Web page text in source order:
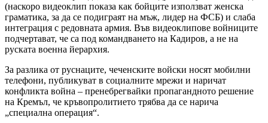
(наскоро видеоклип показа как бойците използват женска
граматика, за да се подиграят на мъж, лидер на ФСБ) и слаба
интеграция с редовната армия. Във видеоклипове войниците
подчертават, че са под командването на Кадиров, а не на
руската военна йерархия.
За разлика от руснаците, чеченските войски носят мобилни
телефони, публикуват в социалните мрежи и наричат
конфликта война – пренебрегвайки пропагандното решение
на Кремъл, че кръвопролитието трябва да се нарича
„специална операция“.